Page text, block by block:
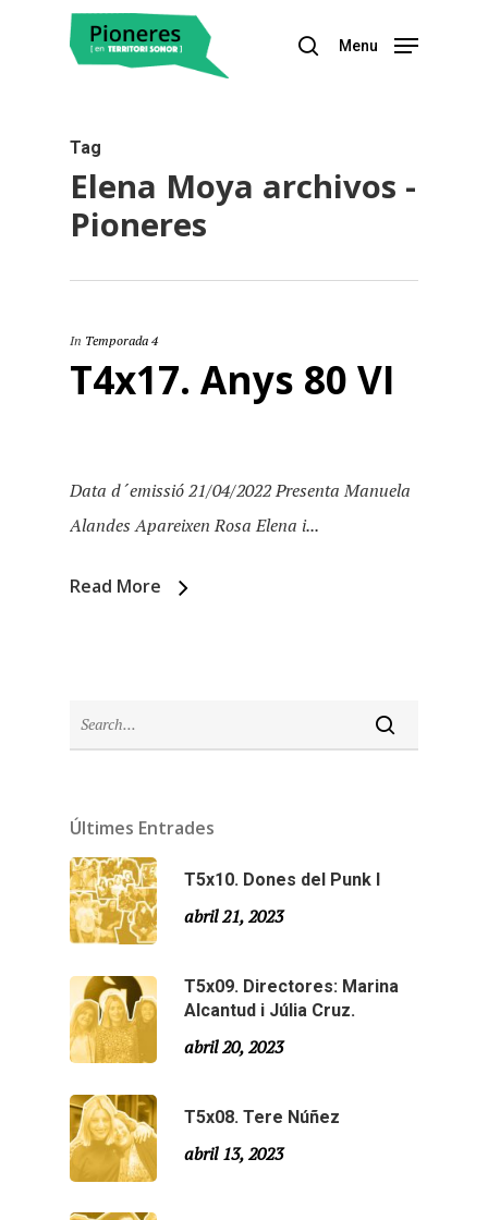
Menu
Tag
Elena Moya archivos -
Pioneres
In Temporada 4
T4x17. Anys 80 VI
Data d´emissió 21/04/2022 Presenta Manuela
Alandes Apareixen Rosa Elena i...
Read More
Últimes Entrades
T5x10. Dones del Punk I
abril 21, 2023
T5x09. Directores: Marina
Alcantud i Júlia Cruz.
abril 20, 2023
T5x08. Tere Núñez
abril 13, 2023
Temporades
Especial Estiu
Monty Peiró